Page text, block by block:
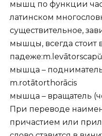
мышц по функции
латинском
существительное,
мышцы, всегда стоит
мышца – подниматель
m.rotātorthorācis
мышца – вращатель
При переводе
причастием или